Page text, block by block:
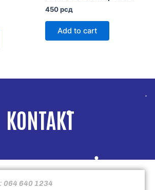
450рсд
Add to cart
KONTAKT
064 640 1234